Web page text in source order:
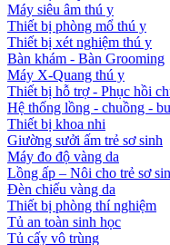
Máy siêu âm thú y
Thiết bị phòng mổ thú y
Thiết bị xét nghiệm thú y
Bàn khám - Bàn Grooming
Máy X-Quang thú y
Thiết bị hỗ trợ - Phục hồi
Hệ thống lồng - chuồng -
Thiết bị khoa nhi
Giường sưởi ấm trẻ sơ sinh
Máy đo độ vàng da
Lồng ấp – Nôi cho trẻ sơ
Đèn chiếu vàng da
Thiết bị phòng thí nghiệm
Tủ an toàn sinh học
Tủ cấy vô trùng